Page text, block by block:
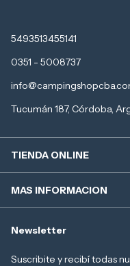
5493513455141
0351 - 5008737
Tucumán 187, Córdoba,
TIENDA ONLINE
MAS INFORMACION
Newsletter
Suscribite y recibí todas